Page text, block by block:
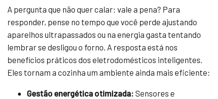
A pergunta que não quer calar: vale a pena? Para
responder, pense no tempo que você perde ajustando
aparelhos ultrapassados ou na energia gasta tentando
lembrar se desligou o forno. A resposta está nos
benefícios práticos dos eletrodomésticos inteligentes.
Eles tornam a cozinha um ambiente ainda mais eficiente:
Gestão energética otimizada: Sensores e